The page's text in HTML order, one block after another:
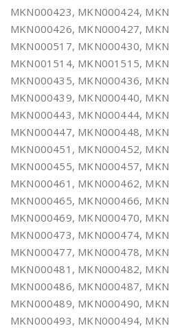
MKN000423, MKN000424,
MKN000426, MKN000427,
MKN000517, MKN000430,
MKN001514, MKN001515,
MKN000435, MKN000436,
MKN000439, MKN000440,
MKN000443, MKN000444,
MKN000447, MKN000448,
MKN000451, MKN000452,
MKN000455, MKN000457,
MKN000461, MKN000462,
MKN000465, MKN000466,
MKN000469, MKN000470,
MKN000473, MKN000474,
MKN000477, MKN000478,
MKN000481, MKN000482,
MKN000486, MKN000487,
MKN000489, MKN000490,
MKN000493, MKN000494,